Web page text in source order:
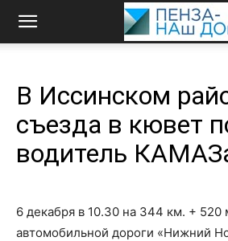
В Иссинском
съезда в кювет
водитель
6 декабря в 10.30 на 344 км. + 520
автомобильной дороги «Нижний